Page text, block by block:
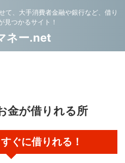
て、大手消費者金融や銀行など、借り
見つかるサイト！
ネー.net
金が借りれる所
ぐに借りれる！